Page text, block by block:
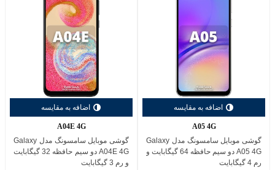
اضافه به مقایسه
A05 4G
گوشی موبایل سامسونگ مدل Galaxy
A05 4G دو سیم حافظه 64 گیگابایت و
رم 4 گیگابایت
اضافه به مقایسه
A04E 4G
گوشی موبایل سامسونگ مدل Galaxy
A04E 4G دو سیم حافظه 32 گیگابایت
و رم 3 گیگابایت